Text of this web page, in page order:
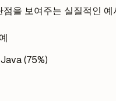
점을 보여주는 실질적인 예
(75%)